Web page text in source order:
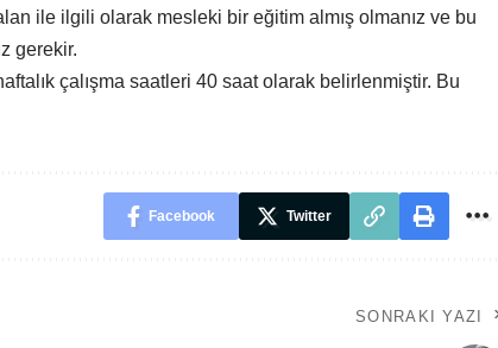
ile ilgili olarak mesleki bir eğitim almış olmanız ve bu
gerekir.
çalışma saatleri 40 saat olarak belirlenmiştir. Bu
Facebook Twitter
SONRAKI YAZI